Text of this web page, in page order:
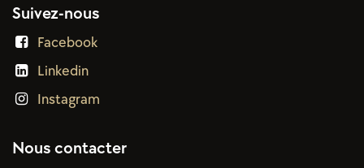
Suivez-nous
Facebook
Linkedin
Instagram
Nous contacter